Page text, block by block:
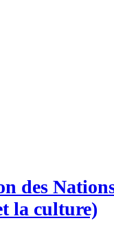
des
la culture)